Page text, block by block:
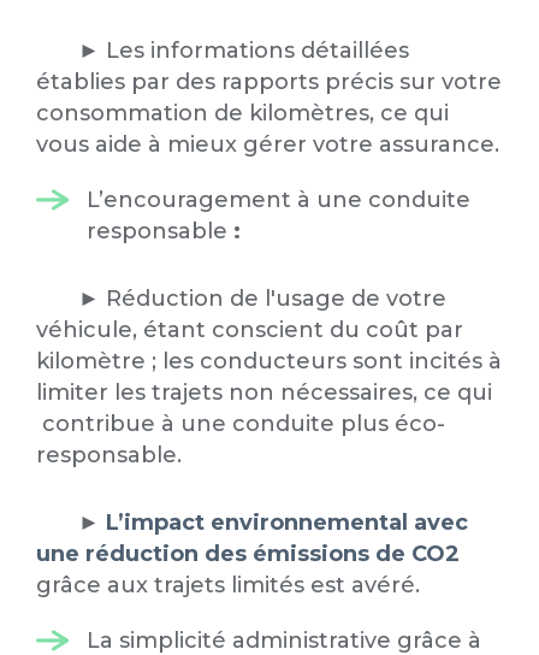
► Les informations détaillées
établies par des rapports précis sur votre
consommation de kilomètres, ce qui
vous aide à mieux gérer votre assurance.
L’encouragement à une conduite
responsable :
► Réduction de l'usage de votre
véhicule, étant conscient du coût par
kilomètre ; les conducteurs sont incités à
limiter les trajets non nécessaires, ce qui
contribue à une conduite plus éco-
responsable.
► L’impact environnemental avec
une réduction des émissions de CO2
grâce aux trajets limités est avéré.
La simplicité administrative grâce à